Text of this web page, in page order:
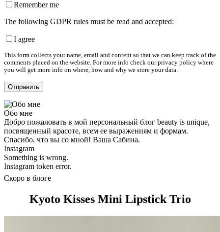
Remember me
The following GDPR rules must be read and accepted:
I agree
This form collects your name, email and content so that we can keep track of the
comments placed on the website. For more info check our privacy policy where
you will get more info on where, how and why we store your data.
Обо мне
Добро пожаловать в мой персональный блог beauty is unique,
посвященный красоте, всем ее выражениям и формам.
Спасибо, что вы со мной! Ваша Сабина.
Instagram
Something is wrong.
Instagram token error.
Скоро в блоге
Kyoto Kisses Mini Lipstick Trio